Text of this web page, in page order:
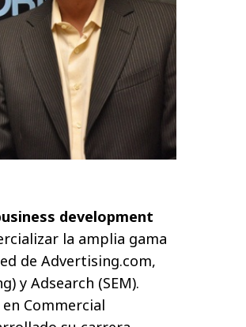
development
la amplia gama
de Advertising.com,
y Adsearch (SEM).
Commercial